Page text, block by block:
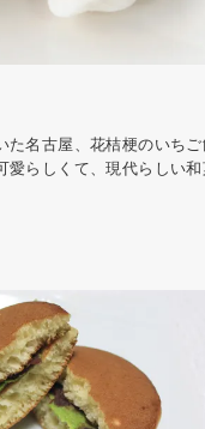
名古屋、花桔梗のいちご
愛らしくて、現代らしい